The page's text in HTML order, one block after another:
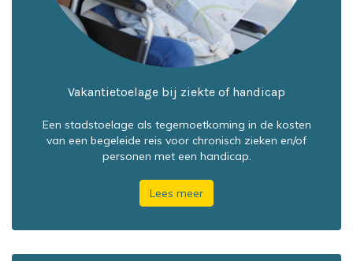
Vakantietoelage bij ziekte of handicap
Een stadstoelage als tegemoetkoming in de kosten
van een begeleide reis voor chronisch zieken en/of
personen met een handicap.
Lees meer